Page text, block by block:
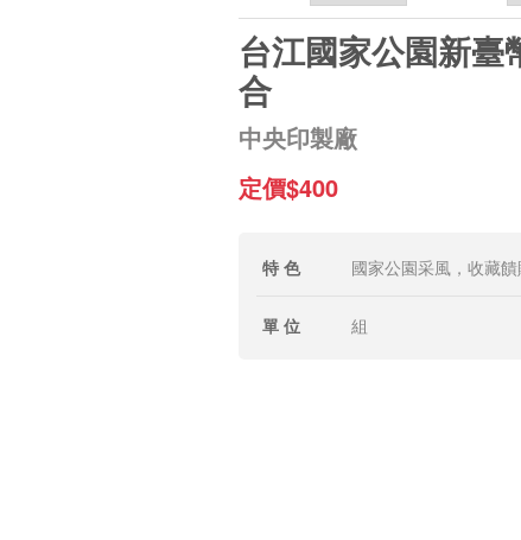
台江國家公園新臺
合
中央印製廠
定價$400
特 色 國家公園采風，收藏
單 位 組